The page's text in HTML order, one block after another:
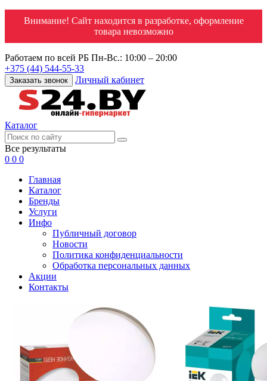
Внимание! Сайт находится в разработке, оформление
товара невозможно
Работаем по всей РБ Пн-Вс.: 10:00 – 20:00
+375 (44) 544-55-33
Заказать звонок Личный кабинет
Каталог
Все результаты
0 0 0
Главная
Каталог
Бренды
Услуги
Инфо
Публичный договор
Новости
Политика конфиденциальности
Обработка персональных данных
Акции
Контакты